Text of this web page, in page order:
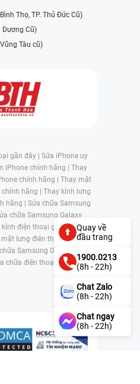
Thọ, TP. Thủ Đức Cũ)
Dương Cũ)
Tàu cũ)
gần đây | Sửa iPhone uy
iPhone chính hãng | Thay
chính hãng | Thay mặt
chính hãng | Thay kính lưng
hãng | Sửa chữa Samsung
chữa Samsung Galaxy
kính điện thoại giá bao
lưng điện thoại giá bao
Samsung Galaxy S |
chữa điện thoại samsung |
Quay về
đầu trang
1900.0213
(8h - 22h)
Chat Zalo
(8h - 22h)
Chat ngay
(8h - 22h)